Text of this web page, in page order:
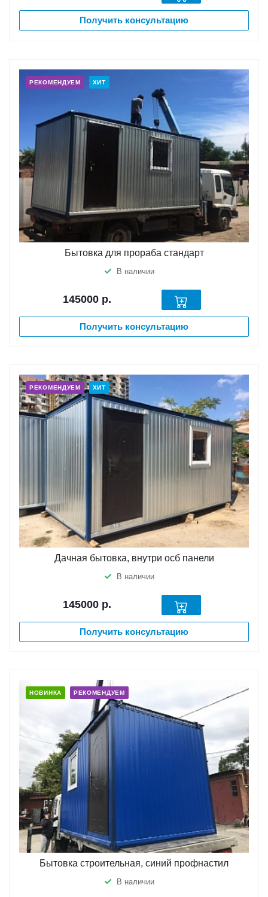
Получить консультацию
РЕКОМЕНДУЕМ ХИТ
Бытовка для прораба стандарт
В наличии
145000 р.
Получить консультацию
РЕКОМЕНДУЕМ ХИТ
Дачная бытовка, внутри осб панели
В наличии
145000 р.
Получить консультацию
НОВИНКА РЕКОМЕНДУЕМ
Бытовка строительная, синий профнастил
В наличии